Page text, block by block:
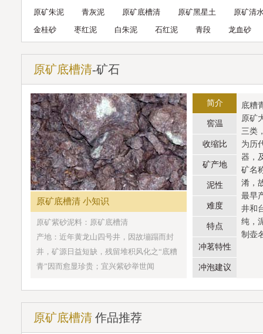
原矿朱泥
青灰泥 原矿底槽清 原矿黑星土
原矿清
金桂砂
枣红泥 白朱泥 石红泥 青段 龙血砂
原矿底槽清-矿石
原矿底槽清 小知识
原矿紫砂泥料：原矿底槽清
产地：近年黄龙山四号井，因故塴蹋而封
井，矿源日益短缺，残留堆积风化之“底糟
青”因而愈显珍贵；宜兴紫砂举世闻
简介
窖温
收缩比
矿产地
泥性
难度
特点
冲茗特性
冲泡建议
底糟
原矿
三类
为历
器，
矿名
淆，
最早
井和
纯，
制壶
原矿底槽清 作品推荐